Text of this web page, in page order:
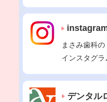
2021年11月
2021年10月
2021年09月
2021年08月
2021年06月
2021年05月
まさみ歯科の
インスタグラ
デンタル